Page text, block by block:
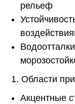
рельеф
Области
Акцентные